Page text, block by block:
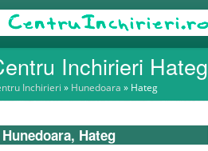
Inchirieri Hateg
Inchirieri » Hunedoara » Hateg
Hunedoara, Hateg